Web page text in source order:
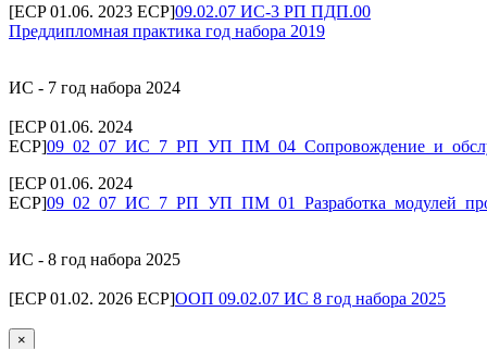
[ECP 01.06. 2023 ECP]09.02.07 ИС-3 РП ПДП.00
Преддипломная практика год набора 2019
ИС - 7 год набора 2024
[ECP 01.06. 2024
ECP]
[ECP 01.06. 2024
ECP]
ИС - 8 год набора 2025
[ECP 01.02. 2026 ECP]ООП 09.02.07 ИС 8 год набора 2025
×